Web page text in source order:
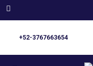
+52-3767663654